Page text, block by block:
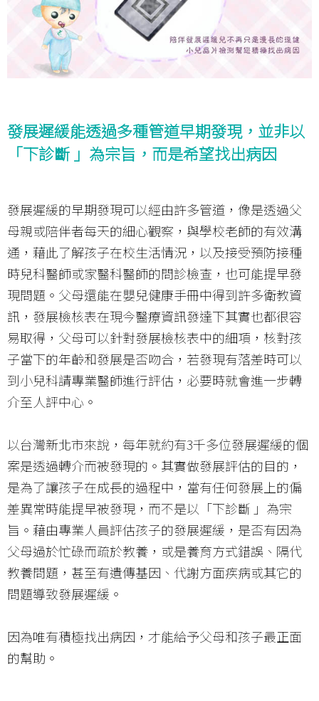
發展遲緩能透過多種管道早期發現，並非以
「下診斷 」為宗旨，而是希望找出病因
發展遲緩的早期發現可以經由許多管道，像是透過父
母親或陪伴者每天的細心觀察，與學校老師的有效溝
通，藉此了解孩子在校生活情況，以及接受預防接種
時兒科醫師或家醫科醫師的問診檢查，也可能提早發
現問題。父母還能在嬰兒健康手冊中得到許多衛教資
訊，發展檢核表在現今醫療資訊發達下其實也都很容
易取得，父母可以針對發展檢核表中的細項，核對孩
子當下的年齡和發展是否吻合，若發現有落差時可以
到小兒科請專業醫師進行評估，必要時就會進一步轉
介至人評中心。
以台灣新北市來說，每年就約有3千多位發展遲緩的個
案是透過轉介而被發現的。其實做發展評估的目的，
是為了讓孩子在成長的過程中，當有任何發展上的偏
差異常時能提早被發現，而不是以「下診斷 」為宗
旨。藉由專業人員評估孩子的發展遲緩，是否有因為
父母過於忙碌而疏於教養，或是養育方式錯誤、隔代
教養問題，甚至有遺傳基因、代謝方面疾病或其它的
問題導致發展遲緩。
因為唯有積極找出病因，才能給予父母和孩子最正面
的幫助。